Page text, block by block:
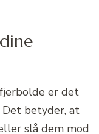
er det
betyder, at
slå dem mod